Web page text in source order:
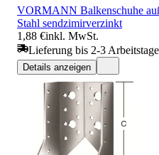
VORMANN Balkenschuhe
Stahl sendzimirverzinkt
1,88 €inkl. MwSt.
Lieferung bis 2-3 Arbeitstage
Details anzeigen